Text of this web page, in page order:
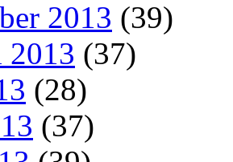
2013 (39)
2013 (37)
(28)
(37)